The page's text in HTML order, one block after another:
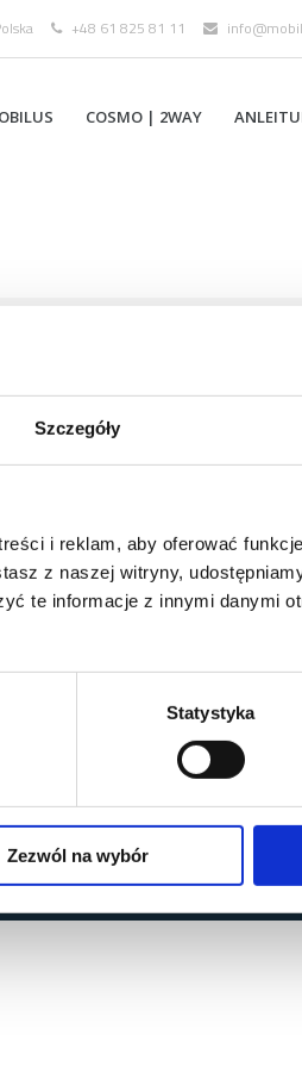
Szczegóły
i reklam, aby oferować
z naszej witryny,
te informacje z innymi danymi
Statystyka
Zezwól na wybór
+48 61 825 81 11
COSMO | 2WAY